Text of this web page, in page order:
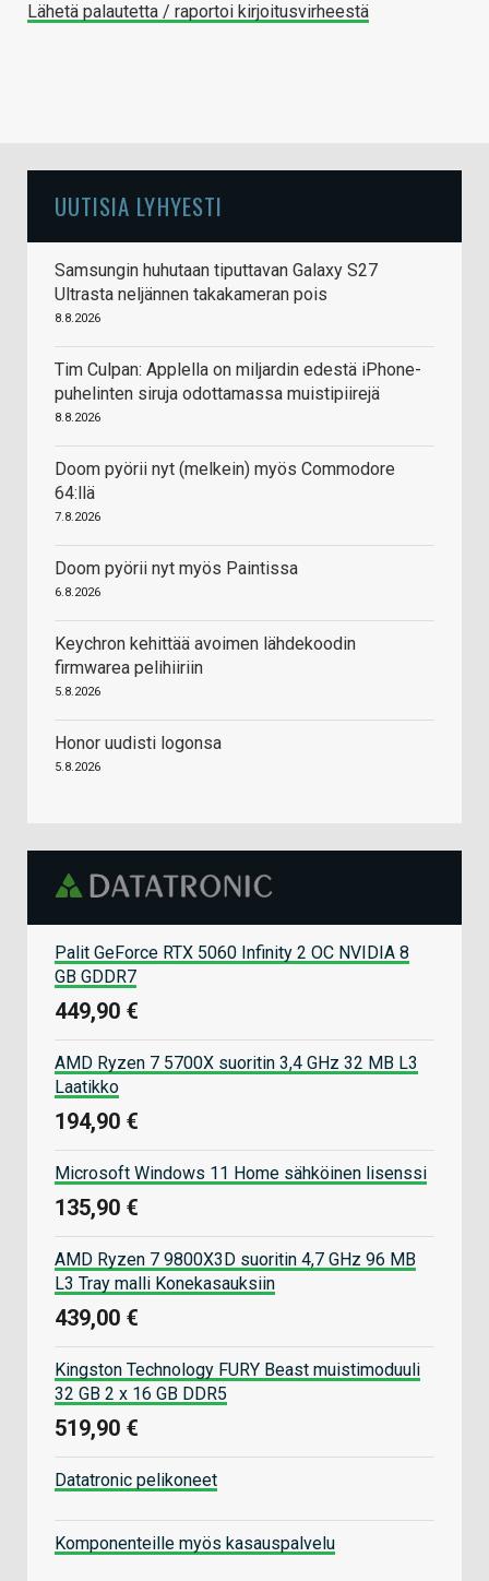
Lähetä palautetta / raportoi kirjoitusvirheestä
UUTISIA LYHYESTI
Samsungin huhutaan tiputtavan Galaxy S27
Ultrasta neljännen takakameran pois
8.8.2026
Tim Culpan: Applella on miljardin edestä iPhone-
puhelinten siruja odottamassa muistipiirejä
8.8.2026
Doom pyörii nyt (melkein) myös Commodore
64:llä
7.8.2026
Doom pyörii nyt myös Paintissa
6.8.2026
Keychron kehittää avoimen lähdekoodin
firmwarea pelihiiriin
5.8.2026
Honor uudisti logonsa
5.8.2026
Palit GeForce RTX 5060 Infinity 2 OC NVIDIA 8
GB GDDR7
449,90 €
AMD Ryzen 7 5700X suoritin 3,4 GHz 32 MB L3
Laatikko
194,90 €
Microsoft Windows 11 Home sähköinen lisenssi
135,90 €
AMD Ryzen 7 9800X3D suoritin 4,7 GHz 96 MB
L3 Tray malli Konekasauksiin
439,00 €
Kingston Technology FURY Beast muistimoduuli
32 GB 2 x 16 GB DDR5
519,90 €
Datatronic pelikoneet
Komponenteille myös kasauspalvelu